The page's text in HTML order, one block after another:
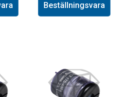
Beställningsvara